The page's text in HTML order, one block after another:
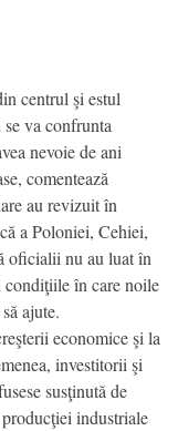
centrul şi estul
va confrunta
nevoie de ani
comentează
au revizuit în
a Poloniei, Cehiei,
oficialii nu au luat în
condiţiile în care noile
ajute.
economice şi la
investitorii şi
susţinută de
industriale